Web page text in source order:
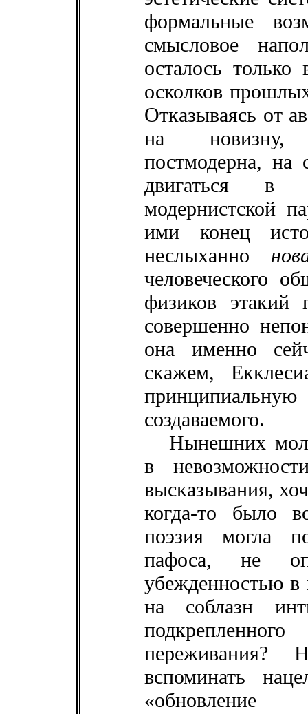
формальные
смысловое
осталось только
осколков
Отказываясь от
на новизну,
постмодерна, на
двигаться
модернистской
ими конец
неслыханно
человеческого
физиков этакий
совершенно
она именно
скажем,
создаваемого.
Нынешних
в
высказывания,
когда-то было
поэзия могла
пафоса, не
убежденностью в
на соблазн
вспоминать